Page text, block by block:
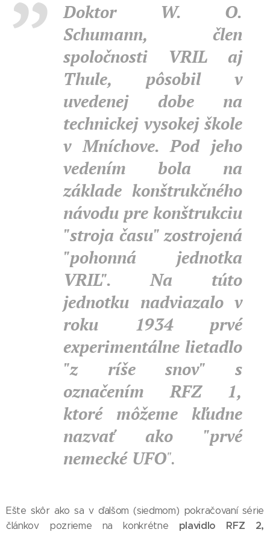
Doktor W. O.
Schumann, člen
spoločnosti VRIL aj
Thule, pôsobil v
uvedenej dobe na
technickej vysokej škole
v Mníchove. Pod jeho
vedením bola na
základe konštrukčného
návodu pre konštrukciu
"stroja času" zostrojená
"pohonná jednotka
VRIL". Na túto
jednotku nadviazalo v
roku 1934 prvé
experimentálne lietadlo
"z ríše snov" s
označením RFZ 1,
ktoré môžeme kľudne
nazvať ako "prvé
nemecké UFO".
Ešte skôr ako sa v ďalšom (siedmom) pokračovaní série
článkov pozrieme na konkrétne plavidlo RFZ 2,